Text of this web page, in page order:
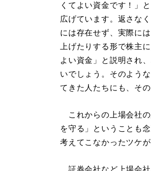
くてよい資金です！」
広げています。返さな
には存在せず、実際に
上げたりする形で株主
よい資金」と説明され
いでしょう。そのよう
てきた人たちにも、そ
これからの上場会社の
を守る」ということも
考えてこなかったツケ
証券会社など上場会